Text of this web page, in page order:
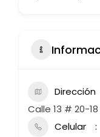
Dirección
Calle 13 # 20-
Celular